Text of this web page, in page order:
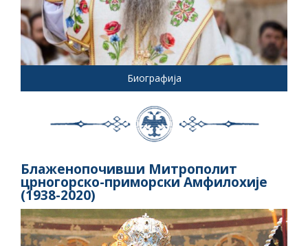
Биографија
Блаженопочивши Митрополит
црногорско-приморски Амфилохије
(1938-2020)